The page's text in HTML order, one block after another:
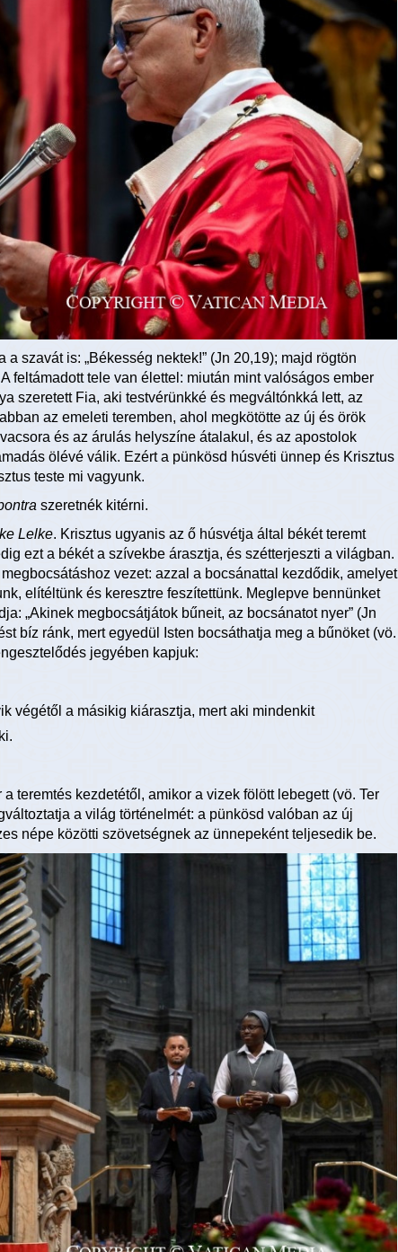
szavát is: „Békesség nektek!” (Jn 20,19); majd rögtön
feltámadott tele van élettel: miután mint valóságos ember
szeretett Fia, aki testvérünkké és megváltónkká lett, az
az emeleti teremben, ahol megkötötte az új és örök
és az árulás helyszíne átalakul, és az apostolok
ölévé válik. Ezért a pünkösd húsvéti ünnep és Krisztus
teste mi vagyunk.
szeretnék kitérni.
Lelke. Krisztus ugyanis az ő húsvétja által békét teremt
ezt a békét a szívekbe árasztja, és szétterjeszti a világban.
vezet: azzal a bocsánattal kezdődik, amelyet
elítéltünk és keresztre feszítettünk. Meglepve bennünket
„Akinek megbocsátjátok bűneit, az bocsánatot nyer” (Jn
bíz ránk, mert egyedül Isten bocsáthatja meg a bűnöket (vö.
jegyében kapjuk:
végétől a másikig kiárasztja, mert aki mindenkit
teremtés kezdetétől, amikor a vizek fölött lebegett (vö. Ter
a világ történelmét: a pünkösd valóban az új
népe közötti szövetségnek az ünnepeként teljesedik be.